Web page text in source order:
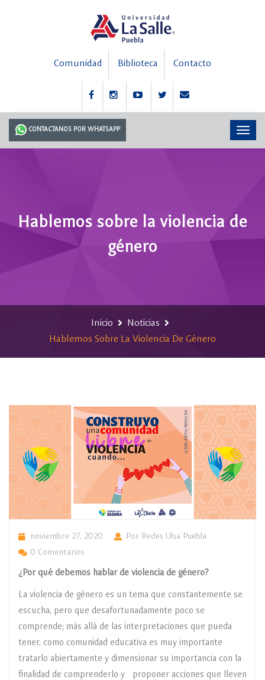
Comunidad Biblioteca Contacto
CONTACTANOS POR WHATSAPP
Hablemos sobre la violencia de
género
Inicio
Noticias
Hablemos Sobre La Violencia De Género
noviembre 27, 2020
Por Redes Ulsa Puebla
0 Comentarios
¿Por qué debemos hablar de violencia de género?
La violencia de género es un tema que constantemente se
escucha, pero que desafortunadamente poco se
comprende; más allá de las interpretaciones que pueda
tener, como comunidad educativa es muy importante
tratarlo abiertamente y dimensionar su importancia con la
finalidad de comprenderlo y proponer acciones que lleven